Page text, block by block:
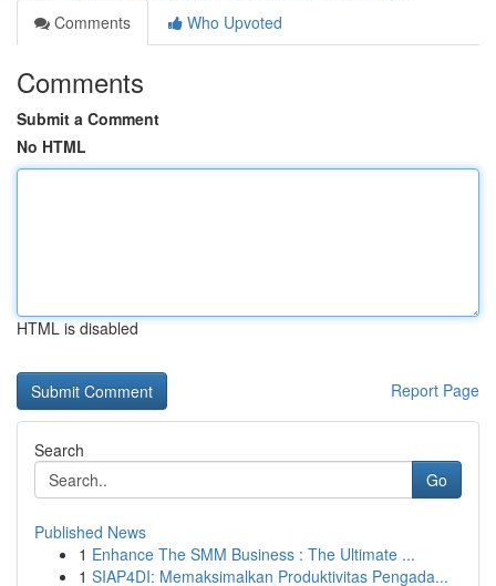
Comments
Who Upvoted
Comments
Submit a Comment
No HTML
HTML is disabled
Report Page
Search
Go
Published News
1 Enhance The SMM Business : The Ultimate ...
1 SIAP4DI: Memaksimalkan Produktivitas Pengada...